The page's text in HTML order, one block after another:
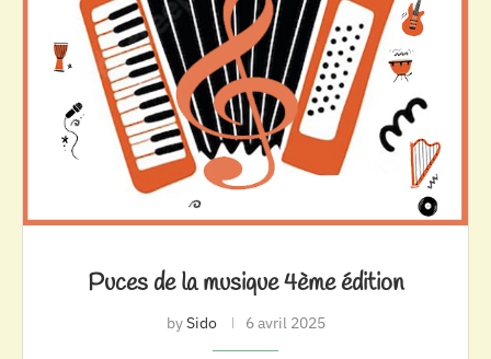
Puces de la musique 4ème édition
bySido 6 avril 2025